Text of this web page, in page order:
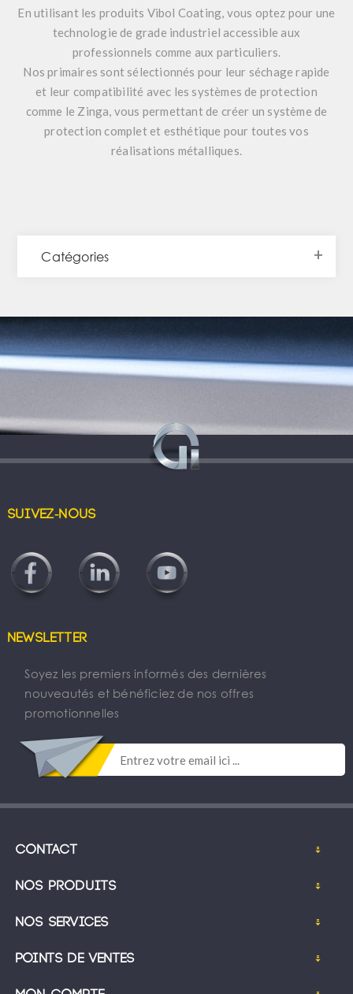
En utilisant les produits Vibol Coating, vous optez pour une
technologie de grade industriel accessible aux
professionnels comme aux particuliers.
Nos primaires sont sélectionnés pour leur séchage rapide
et leur compatibilité avec les systèmes de protection
comme le Zinga, vous permettant de créer un système de
protection complet et esthétique pour toutes vos
réalisations métalliques.
Catégories
Suivez-nous
Newsletter
Soyez les premiers informés des dernières
nouveautés et bénéficiez de nos offres
promotionnelles
Contact
Nos produits
Nos services
Points de ventes